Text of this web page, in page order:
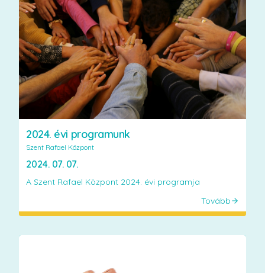
2024. évi programunk
Szent Rafael Központ
2024. 07. 07.
A Szent Rafael Központ 2024. évi programja
Tovább